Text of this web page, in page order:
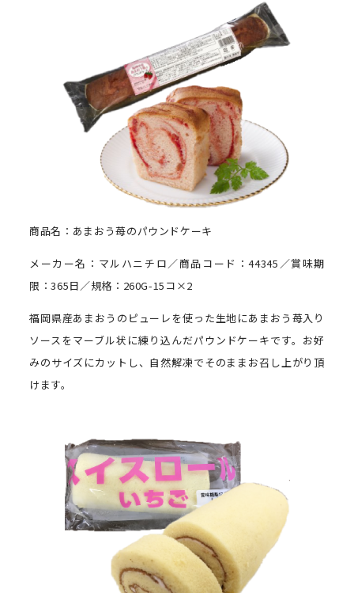
商品名：あまおう苺のパウンドケーキ
メーカー名：マルハニチロ／商品コード：44345／賞味期
限：365日／規格：260G-15コ×2
福岡県産あまおうのピューレを使った生地にあまおう苺入り
ソースをマーブル状に練り込んだパウンドケーキです。お好
みのサイズにカットし、自然解凍でそのままお召し上がり頂
けます。